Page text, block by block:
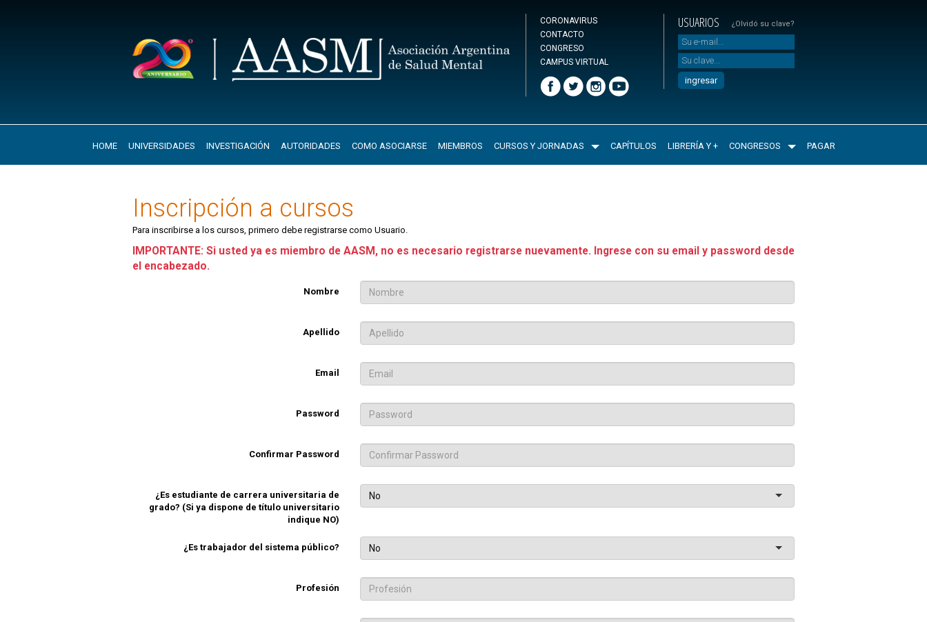
CORONAVIRUS
CONTACTO
CONGRESO
CAMPUS VIRTUAL
USUARIOS ¿Olvidó su clave?
HOME UNIVERSIDADES INVESTIGACIÓN AUTORIDADES COMO ASOCIARSE MIEMBROS CURSOS Y JORNADAS CAPÍTULOS LIBRERÍA Y + CONGRESOS PAGAR
Inscripción a cursos
Para inscribirse a los cursos, primero debe registrarse como Usuario.
IMPORTANTE: Si usted ya es miembro de AASM, no es necesario registrarse nuevamente. Ingrese con su email y password desde
el encabezado.
Nombre
Apellido
Email
Password
Confirmar Password
¿Es estudiante de carrera universitaria de
grado? (Si ya dispone de título universitario
indique NO)
No
¿Es trabajador del sistema público? No
Profesión